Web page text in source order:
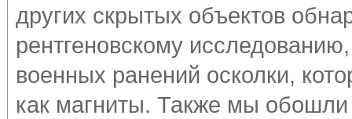
других скрытых объектов
рентгеновскому
военных ранений осколки,
как магниты. Также мы обошли